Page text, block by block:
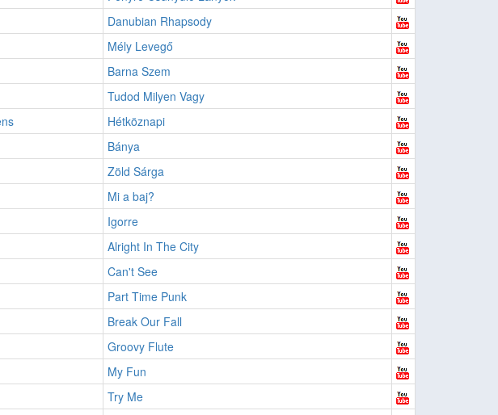
Danubian Rhapsody
Mély Levegő
Barna Szem
Tudod Milyen Vagy
Hétköznapi
Bánya
Zöld Sárga
Mi a baj?
Igorre
Alright In The City
Can't See
Part Time Punk
Break Our Fall
Groovy Flute
My Fun
Try Me